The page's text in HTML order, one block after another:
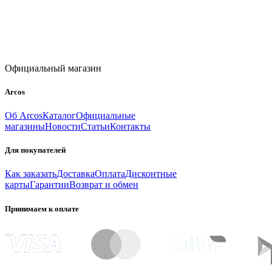
Официальный магазин
Arcos
Об ArcosКаталогОфициальные
магазиныНовостиСтатьиКонтакты
Для покупателей
Как заказатьДоставкаОплатаДисконтные
картыГарантииВозврат и обмен
Принимаем к оплате